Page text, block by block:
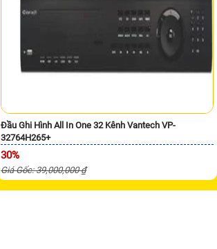
Đầu Ghi Hình All In One 32 Kênh Vantech VP-
32764H265+
30%
Giá Gốc: 39,000,000 ₫